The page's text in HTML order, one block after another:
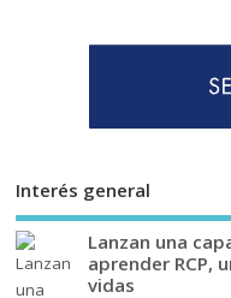
Interés general
Lanzan una
aprender RCP,
vidas